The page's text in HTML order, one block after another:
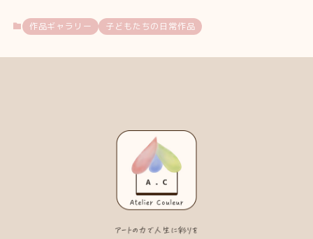
作品ギャラリー 子どもたちの日常作品